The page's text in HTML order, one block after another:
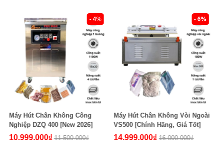
- 4%
Máy Hút Chân Không Công
Nghiệp DZQ 400 [New 2026]
10.999.000₫ 11.500.000₫
- 6%
Máy Hút Chân Không Vòi Ngoài
VS500 [Chính Hãng, Giá Tốt]
14.999.000₫ 16.000.000₫